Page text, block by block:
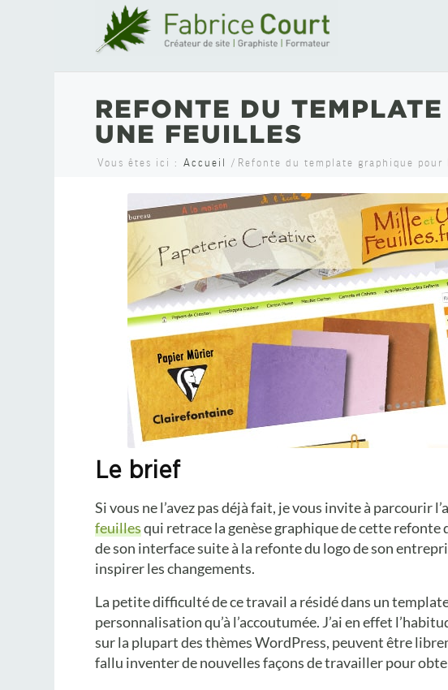
REFONTE DU
UNE FEUILLES
Vous êtes ici : Accueil / Refonte du template graphique
Le brief
Si vous ne l’avez pas déjà fait, je vous invite à parcourir
feuillesqui retrace la genèse graphique de cette
de son interface suite à la refonte du logo de son
inspirer les changements.
La petite difficulté de ce travail a résidé dans un
personnalisation qu’à l’accoutumée. J’ai en effet
sur la plupart des thèmes WordPress, peuvent être
fallu inventer de nouvelles façons de travailler pour